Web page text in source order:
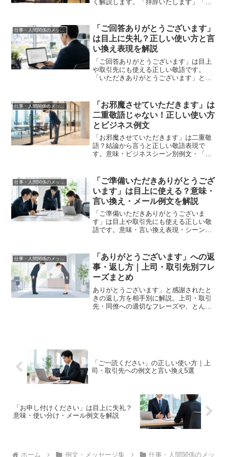
く解説します。「拝辞いたします」「拝
「ご回答ありがとうございます」
は目上に失礼？正しい使い方と言
い換え表現を解説
「ご回答ありがとうございます」は目上
や取引先にも使える正しい敬語です。
「いただきありがとうございます」との
「お邪魔させていただきます」は
二重敬語じゃない！正しい使い方
とビジネス例文
「お邪魔させていただきます」は二重敬
語？結論から言うと正しい敬語表現で
す。意味・ビジネスシーン別例文・「お
わかりやすく解説します。
仕事・人間関係のメッセージ
「ご準備いただきありがとうござ
います」は目上に使える？意味・
言い換え・メール例文を解説
「ご準備いただきありがとうございま
す」は目上や取引先にも使える正しい敬
語です。意味・言い換え表現・シーン別
「ありがとうございます」への返
事・返し方｜上司・取引先別フレ
ーズまとめ
ありがとうございます」と感謝されたと
きの返し方を相手別に解説。上司・取引
先・同僚への適切なフレーズや、とんで
「ご一読ください」の正しい使い方｜上
司・取引先への例文と言い換え5選
「お申し付けください」は目上に失礼？
意味・使い分け・メール例文を解説
ホーム 例文・メッセージ集 仕事・人間関係のメッ